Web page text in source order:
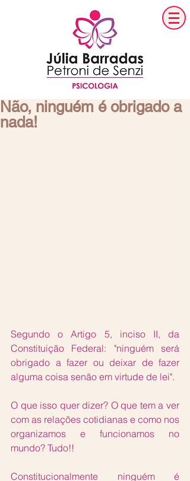
Não, ninguém é obrigado a
nada!
Segundo o Artigo 5, inciso II, da
Constituição Federal: "ninguém será
obrigado a fazer ou deixar de fazer
alguma coisa senão em virtude de lei".
O que isso quer dizer? O que tem a ver
com as relações cotidianas e como nos
organizamos e funcionamos no
mundo? Tudo!!
Constitucionalmente ninguém é